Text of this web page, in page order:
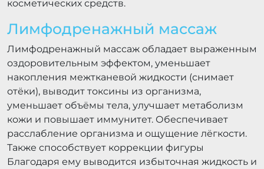
косметических средств.
Лимфодренажный массаж
Лимфодренажный массаж обладает выраженным
оздоровительным эффектом, уменьшает
накопления межтканевой жидкости (снимает
отёки), выводит токсины из организма,
уменьшает объёмы тела, улучшает метаболизм
кожи и повышает иммунитет. Обеспечивает
расслабление организма и ощущение лёгкости.
Также способствует коррекции фигуры
Благодаря ему выводится избыточная жидкость и